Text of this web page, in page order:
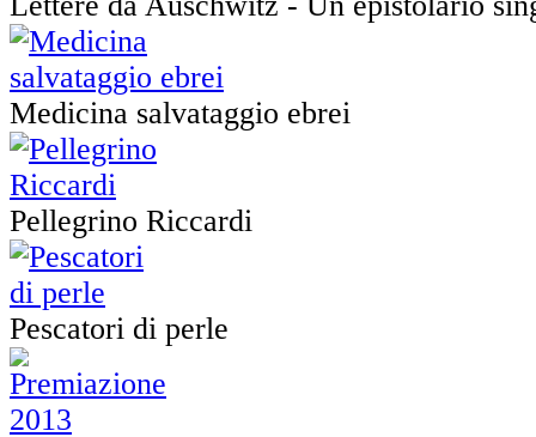
Medicina salvataggio ebrei
Pellegrino Riccardi
Pescatori di perle